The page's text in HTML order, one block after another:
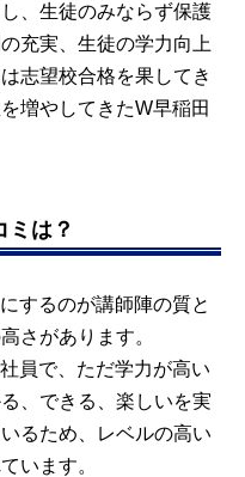
、生徒のみならず保護
充実、生徒の学力向上
志望校合格を果してき
増やしてきたW早稲田
ミは？
するのが講師陣の質と
さがあります。
員で、ただ学力が高い
、できる、楽しいを実
るため、レベルの高い
います。